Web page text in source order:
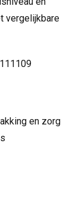
vergelijkbare
en zorg